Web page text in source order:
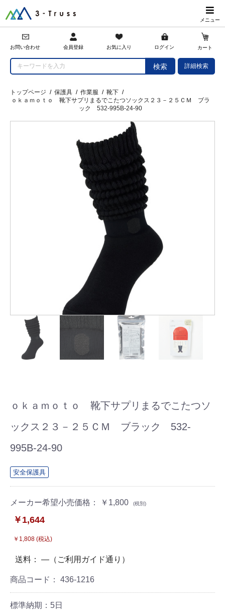
メニュー
お問い合わせ 会員登録 お気に入り ログイン カート
検索 詳細検索
トップページ / 保護具 / 作業服 / 靴下 /
ｏｋａｍｏｔｏ 靴下サプリまるでこたつソックス２３－２５ＣＭ ブラ
ック 532-995B-24-90
ｏｋａｍｏｔｏ 靴下サプリまるでこたつソ
ックス２３－２５ＣＭ ブラック 532-
995B-24-90
安全保護具
メーカー希望小売価格： ￥1,800 (税別)
￥1,644
￥1,808 (税込)
送料： ―（ご利用ガイド通り）
商品コード： 436-1216
標準納期：5日